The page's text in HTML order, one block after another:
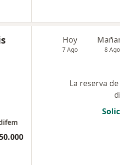
Hoy
7 Ago 8 Ago
La reserva